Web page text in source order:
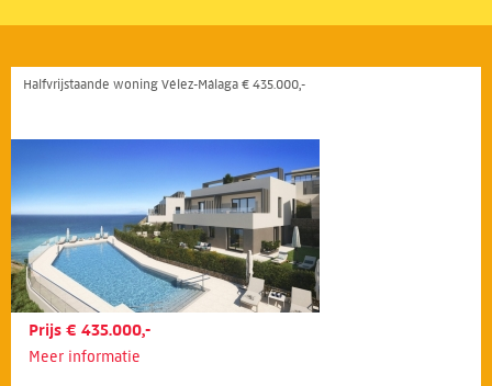
Halfvrijstaande woning Vélez-Málaga € 435.000,-
Prijs € 435.000,-
Meer informatie